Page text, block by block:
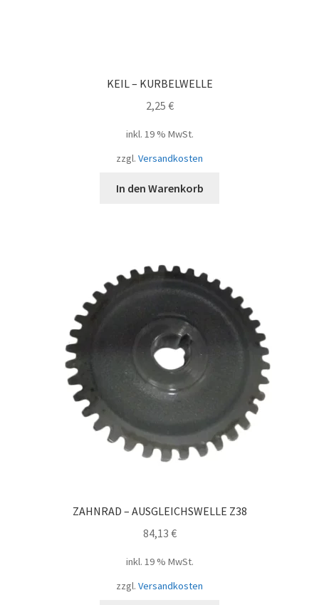
KEIL – KURBELWELLE
2,25 €
inkl. 19 % MwSt.
zzgl. Versandkosten
In den Warenkorb
ZAHNRAD – AUSGLEICHSWELLE Z38
84,13 €
inkl. 19 % MwSt.
zzgl. Versandkosten